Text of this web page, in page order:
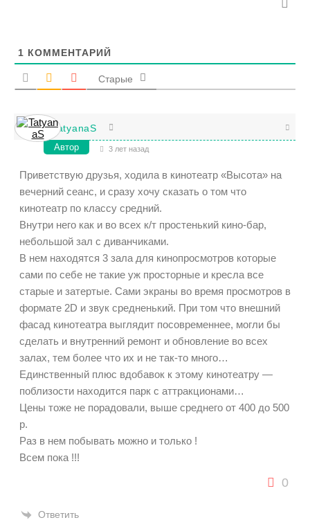
1 КОММЕНТАРИЙ
Старые
TatyanaS
Автор 3 лет назад
Приветствую друзья, ходила в кинотеатр «Высота» на
вечерний сеанс, и сразу хочу сказать о том что
кинотеатр по классу средний.
Внутри него как и во всех к/т простенький кино-бар,
небольшой зал с диванчиками.
В нем находятся 3 зала для кинопросмотров которые
сами по себе не такие уж просторные и кресла все
старые и затертые. Сами экраны во время просмотров в
формате 2D и звук средненький. При том что внешний
фасад кинотеатра выглядит посовременнее, могли бы
сделать и внутренний ремонт и обновление во всех
залах, тем более что их и не так-то много…
Единственный плюс вдобавок к этому кинотеатру —
поблизости находится парк с аттракционами…
Цены тоже не порадовали, выше среднего от 400 до 500
р.
Раз в нем побывать можно и только !
Всем пока !!!
0
Ответить